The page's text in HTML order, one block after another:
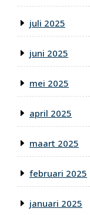
juli 2025
juni 2025
mei 2025
april 2025
maart 2025
februari 2025
januari 2025